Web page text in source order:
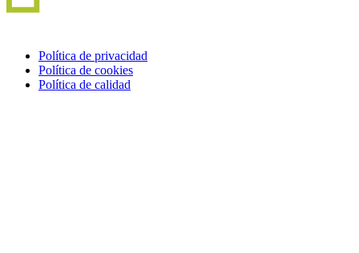
Política de privacidad
Política de cookies
Política de calidad